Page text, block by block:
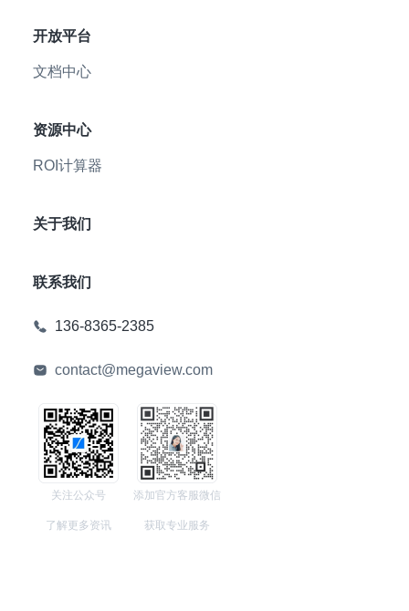
开放平台
文档中心
资源中心
ROI计算器
关于我们
联系我们
136-8365-2385
contact@megaview.com
关注公众号
了解更多资讯
添加官方客服微信
获取专业服务